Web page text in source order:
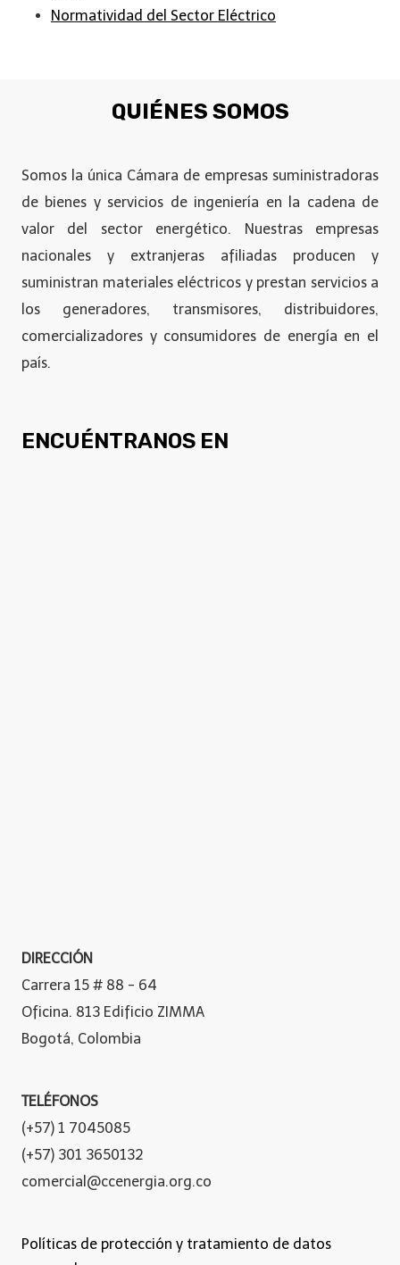
Normatividad del Sector Eléctrico
QUIÉNES SOMOS
Somos la única Cámara de empresas suministradoras
de bienes y servicios de ingeniería en la cadena de
valor del sector energético. Nuestras empresas
nacionales y extranjeras afiliadas producen y
suministran materiales eléctricos y prestan servicios a
los generadores, transmisores, distribuidores,
comercializadores y consumidores de energía en el
país.
ENCUÉNTRANOS EN
DIRECCIÓN
Carrera 15 # 88 - 64
Oficina. 813 Edificio ZIMMA
Bogotá, Colombia
TELÉFONOS
(+57) 1 7045085
(+57) 301 3650132
comercial@ccenergia.org.co
Políticas de protección y tratamiento de datos